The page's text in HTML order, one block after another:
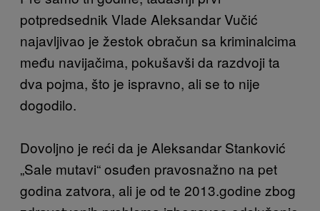
potpredsednik Vlade Aleksandar Vučić
najavljivao je žestok obračun sa kriminalcima
među navijačima, pokušavši da razdvoji ta
dva pojma, što je ispravno, ali se to nije
dogodilo.
Dovoljno je reći da je Aleksandar Stanković
„Sale mutavi“ osuđen pravosnažno na pet
godina zatvora, ali je od te 2013.godine zbog